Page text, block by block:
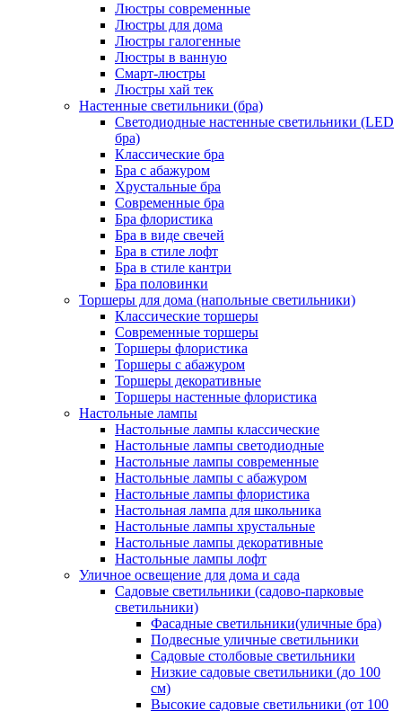
Люстры современные
Люстры для дома
Люстры галогенные
Люстры в ванную
Смарт-люстры
Люстры хай тек
Настенные светильники (бра)
Светодиодные настенные светильники (LED
бра)
Классические бра
Бра с абажуром
Хрустальные бра
Современные бра
Бра флористика
Бра в виде свечей
Бра в стиле лофт
Бра в стиле кантри
Бра половинки
Торшеры для дома (напольные светильники)
Классические торшеры
Современные торшеры
Торшеры флористика
Торшеры с абажуром
Торшеры декоративные
Торшеры настенные флористика
Настольные лампы
Настольные лампы классические
Настольные лампы светодиодные
Настольные лампы современные
Настольные лампы с абажуром
Настольные лампы флористика
Настольная лампа для школьника
Настольные лампы хрустальные
Настольные лампы декоративные
Настольные лампы лофт
Уличное освещение для дома и сада
Садовые светильники (садово-парковые
светильники)
Фасадные светильники(уличные бра)
Подвесные уличные светильники
Садовые столбовые светильники
Низкие садовые светильники (до 100
см)
Высокие садовые светильники (от 100